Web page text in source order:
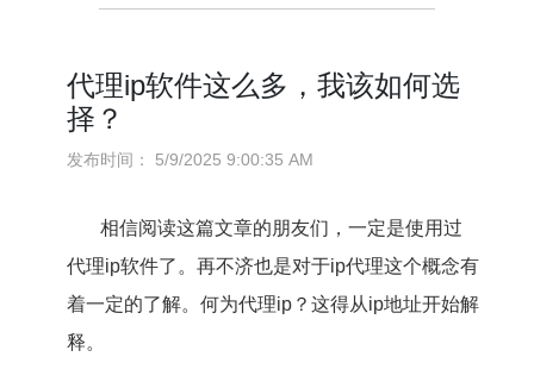
代理ip软件这么多，我该如何选
择？
发布时间： 5/9/2025 9:00:35 AM
相信阅读这篇文章的朋友们，一定是使用过
代理ip软件了。再不济也是对于ip代理这个概念有
着一定的了解。何为代理ip？这得从ip地址开始解
释。